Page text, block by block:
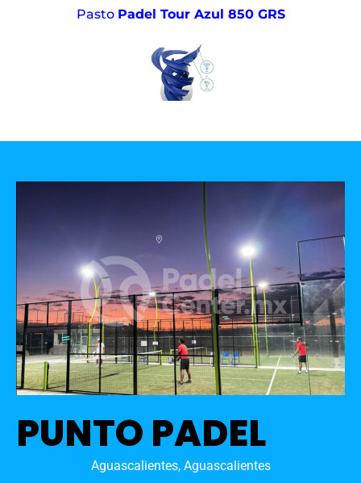
Pasto Padel Tour Azul 850 GRS
PUNTO PADEL
Aguascalientes, Aguascalientes